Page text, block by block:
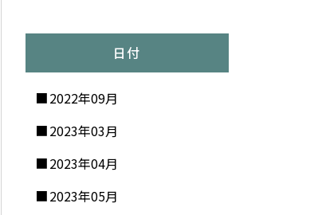
日付
2022年09月
2023年03月
2023年04月
2023年05月